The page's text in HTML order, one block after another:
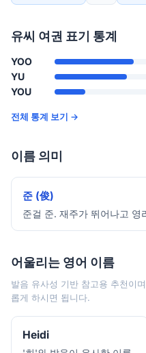
유씨 여권 표기 통계
YOO
YU
YOU
전체 통계 보기 →
이름 의미
준 (俊)
준걸 준. 재주가 뛰어나고 영
어울리는 영어 이름
발음 유사성 기반 참고용 추천이
롭게 하시면 됩니다.
Heidi